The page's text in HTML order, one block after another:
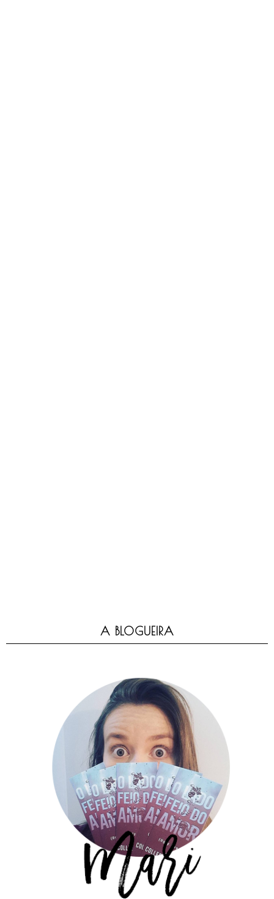
A BLOGUEIRA